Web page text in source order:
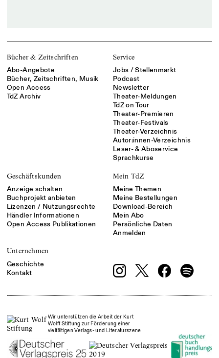
Bücher & Zeitschriften
Abo-Angebote
Bücher, Zeitschriften, Musik
Open Access
TdZ Archiv
Service
Jobs / Stellenmarkt
Podcast
Newsletter
Theater-Meldungen
TdZ on Tour
Theater-Premieren
Theater-Festivals
Theater-Verzeichnis
Autor:innen-Verzeichnis
Leser- & Aboservice
Sprachkurse
Geschäftskunden
Anzeige schalten
Buchprojekt anbieten
Lizenzen / Nutzungsrechte
Händler Informationen
Open Access Publikationen
Mein TdZ
Meine Themen
Meine Bestellungen
Download-Bereich
Mein Abo
Persönliche Daten
Anmelden
Unternehmen
Geschichte
Kontakt
Wir unterstützen die Arbeit der Kurt
Wolff Stiftung zur Förderung einer
vielfältigen Verlags- und Literaturszene